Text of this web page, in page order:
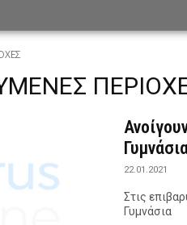
22.01.2021
Στις
Γυμνάσια